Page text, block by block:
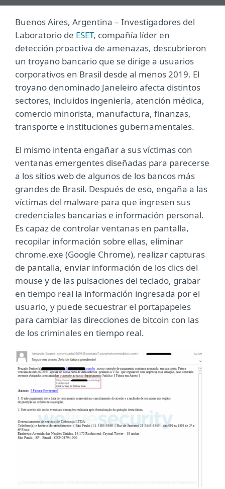
Buenos Aires, Argentina – Investigadores del
Laboratorio de ESET, compañía líder en
detección proactiva de amenazas, descubrieron
un troyano bancario que se dirige a usuarios
corporativos en Brasil desde al menos 2019. El
troyano denominado Janeleiro afecta distintos
sectores, incluidos ingeniería, atención médica,
comercio minorista, manufactura, finanzas,
transporte e instituciones gubernamentales.
El mismo intenta engañar a sus víctimas con
ventanas emergentes diseñadas para parecerse
a los sitios web de algunos de los bancos más
grandes de Brasil. Después de eso, engaña a las
víctimas del malware para que ingresen sus
credenciales bancarias e información personal.
Es capaz de controlar ventanas en pantalla,
recopilar información sobre ellas, eliminar
chrome.exe (Google Chrome), realizar capturas
de pantalla, enviar información de los clics del
mouse y de las pulsaciones del teclado, grabar
en tiempo real la información ingresada por el
usuario, y puede secuestrar el portapapeles
para cambiar las direcciones de bitcoin con las
de los criminales en tiempo real.